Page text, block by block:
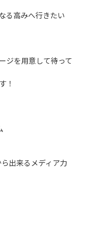
る高みへ行きたい
ジを用意して待って
！
出来るメディア力